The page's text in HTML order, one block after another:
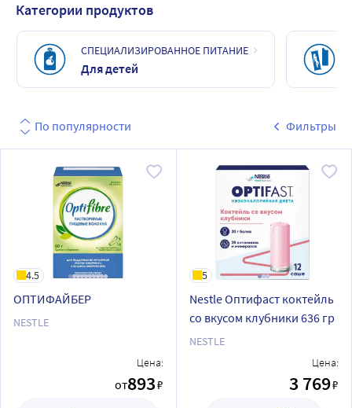
Категории продуктов
СПЕЦИАЛИЗИРОВАННОЕ ПИТАНИЕ
Для детей
По популярности Фильтры
4.5
ОПТИФАЙБЕР
NESTLE
Цена:
от893₽
5
Nestle Оптифаст коктейль
со вкусом клубники 636 гр
NESTLE
Цена:
3 769₽